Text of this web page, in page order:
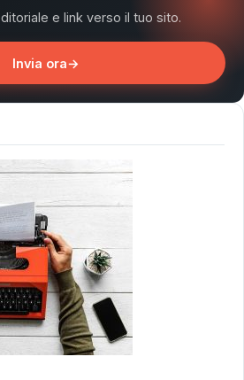
e link verso il tuo sito.
Invia ora→